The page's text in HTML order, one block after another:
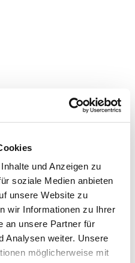
und Anzeigen zu
soziale Medien anbieten
unsere Website zu
wir Informationen zu Ihrer
an unsere Partner für
Analysen weiter. Unsere
möglicherweise mit